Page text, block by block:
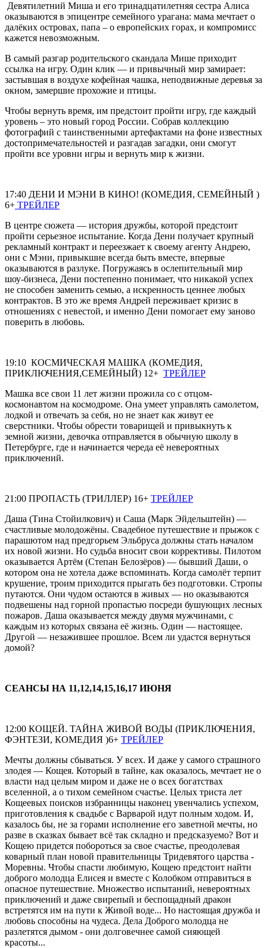
Девятилетний Миша и его тринадцатилетняя сестра Алиса
оказываются в эпицентре семейного урагана: мама мечтает о
далёких островах, папа – о европейских горах, и компромисс
кажется невозможным.
В самый разгар родительского скандала Мише приходит
ссылка на игру. Один клик — и привычный мир замирает:
застывшая в воздухе кофейная чашка, неподвижные деревья за
окном, замершие прохожие и птицы.
Чтобы вернуть время, им предстоит пройти игру, где каждый
уровень – это новый город России. Собрав коллекцию
фотографий с таинственными артефактами на фоне известных
достопримечательностей и разгадав загадки, они смогут
пройти все уровни игры и вернуть мир к жизни.
17:40 ДЕНИ И МЭНИ В КИНО! (КОМЕДИЯ, СЕМЕЙНЫЙ )
6+ ТРЕЙЛЕР
В центре сюжета — история дружбы, которой предстоит
пройти серьезное испытание. Когда Дени получает крупный
рекламный контракт и переезжает к своему агенту Андрею,
они с Мэни, привыкшие всегда быть вместе, впервые
оказываются в разлуке. Погружаясь в ослепительный мир
шоу-бизнеса, Дени постепенно понимает, что никакой успех
не способен заменить семью, а искренность ценнее любых
контрактов. В это же время Андрей переживает кризис в
отношениях с невестой, и именно Дени помогает ему заново
поверить в любовь.
19:10 КОСМИЧЕСКАЯ МАШКА (КОМЕДИЯ,
ПРИКЛЮЧЕНИЯ,СЕМЕЙНЫЙ) 12+ ТРЕЙЛЕР
Машка все свои 11 лет жизни прожила со с отцом-
космонавтом на космодроме. Она умеет управлять самолетом,
лодкой и отвечать за себя, но не знает как живут ее
сверстники. Чтобы обрести товарищей и привыкнуть к
земной жизни, девочка отправляется в обычную школу в
Петербурге, где и начинается череда её невероятных
приключений.
21:00 ПРОПАСТЬ (ТРИЛЛЕР) 16+ ТРЕЙЛЕР
Даша (Тина Стойилкович) и Саша (Марк Эйдельштейн) —
счастливые молодожёны. Свадебное путешествие и прыжок с
парашютом над предгорьем Эльбруса должны стать началом
их новой жизни. Но судьба вносит свои коррективы. Пилотом
оказывается Артём (Степан Белозёров) — бывший Даши, о
котором она не хотела даже вспоминать. Когда самолёт терпит
крушение, троим приходится прыгать без подготовки. Стропы
путаются. Они чудом остаются в живых — но оказываются
подвешены над горной пропастью посреди бушующих лесных
пожаров. Даша оказывается между двумя мужчинами, с
каждым из которых связана её жизнь. Один — настоящее.
Другой — незажившее прошлое. Всем ли удастся вернуться
домой?
СЕАНСЫ НА 11,12,14,15,16,17 ИЮНЯ
12:00 КОЩЕЙ. ТАЙНА ЖИВОЙ ВОДЫ (ПРИКЛЮЧЕНИЯ,
ФЭНТЕЗИ, КОМЕДИЯ )6+ ТРЕЙЛЕР
Мечты должны сбываться. У всех. И даже у самого страшного
злодея — Кощея. Который в тайне, как оказалось, мечтает не о
власти над целым миром и даже не о всех богатствах
вселенной, а о тихом семейном счастье. Целых триста лет
Кощеевых поисков избранницы наконец увенчались успехом,
приготовления к свадьбе с Варварой идут полным ходом. И,
казалось бы, не за горами исполнение его заветной мечты, но
разве в сказках бывает всё так складно и предсказуемо? Вот и
Кощею придется побороться за свое счастье, преодолевая
коварный план новой правительницы Тридевятого царства -
Моревны. Чтобы спасти любимую, Кощею предстоит найти
доброго молодца Елисея и вместе с Колобком отправиться в
опасное путешествие. Множество испытаний, невероятных
приключений и даже свирепый и беспощадный дракон
встретятся им на пути к Живой воде... Но настоящая дружба и
любовь способны на чудеса. Дела Доброго молодца не
разлетятся дымом - они долговечнее самой сияющей
красоты...